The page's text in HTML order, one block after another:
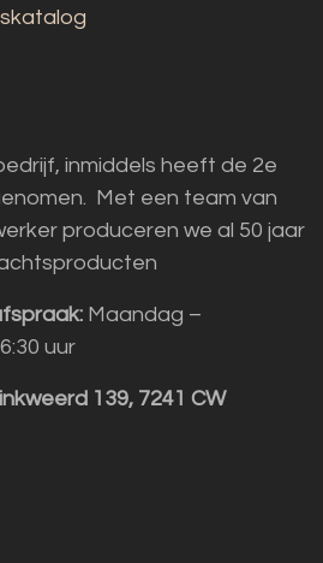
inmiddels heeft de 2e
Met een team van
produceren we al 50 jaar
Maandag –
uur
139, 7241 CW